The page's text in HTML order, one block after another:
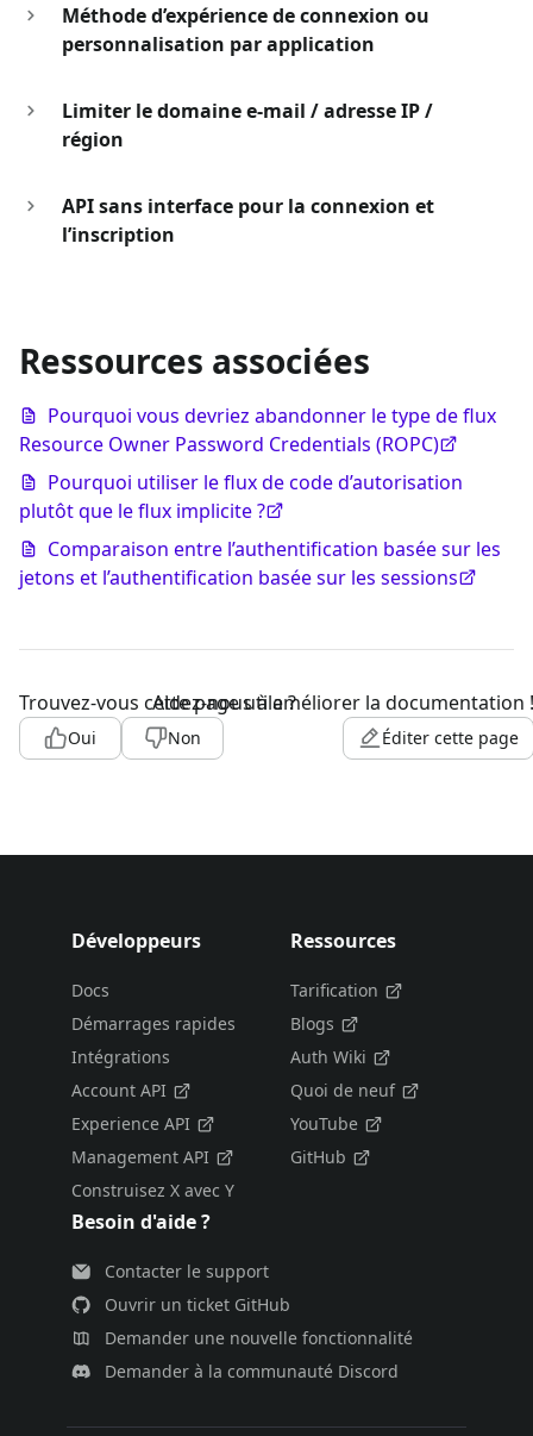
Méthode d’expérience de connexion ou
personnalisation par application
Limiter le domaine e-mail / adresse IP /
région
API sans interface pour la connexion et
l’inscription
Ressources associées
Pourquoi vous devriez abandonner le type de flux
Resource Owner Password Credentials (ROPC)
Pourquoi utiliser le flux de code d’autorisation
plutôt que le flux implicite ?
Comparaison entre l’authentification basée sur les
jetons et l’authentification basée sur les sessions
Trouvez-vous cette page utile ?
Oui Non
Aidez-nous à améliorer la documentation !
Éditer cette page
Développeurs
Docs
Démarrages rapides
Intégrations
Account API
Experience API
Management API
Construisez X avec Y
Ressources
Tarification
Blogs
Auth Wiki
Quoi de neuf
YouTube
GitHub
Besoin d'aide ?
Contacter le support
Ouvrir un ticket GitHub
Demander une nouvelle fonctionnalité
Demander à la communauté Discord